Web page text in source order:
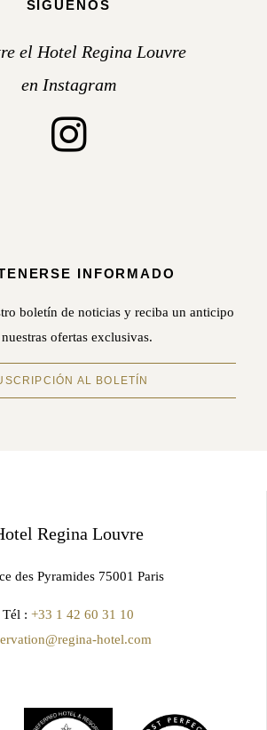
SÍGUENOS
el Hotel Regina Louvre
en Instagram
INFORMADO
boletín de noticias y reciba un anticipo
ofertas exclusivas.
AL BOLETÍN
Regina Louvre
des Pyramides 75001 Paris
Tél : +33 1 42 60 31 10
hotel.com